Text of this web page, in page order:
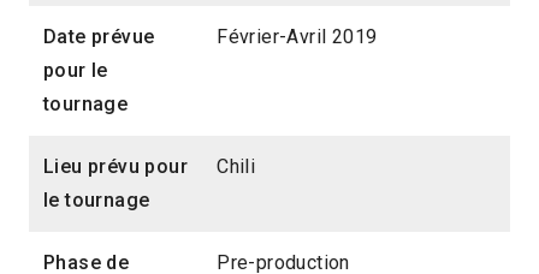
Date prévue
pour le
tournage
Février-Avril 2019
Lieu prévu pour
le tournage
Chili
Phase de Pre-production